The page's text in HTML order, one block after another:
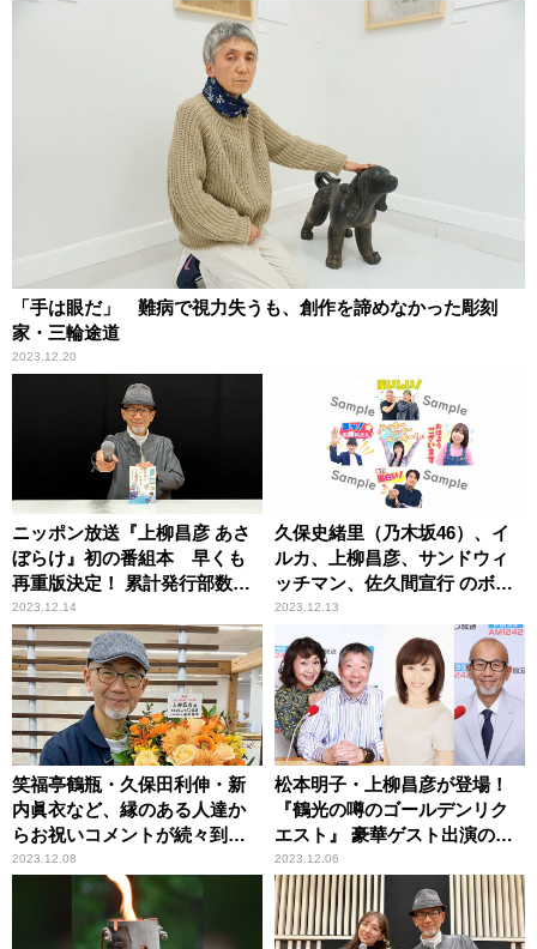
「手は眼だ」 難病で視力失うも、創作を諦めなかった彫刻
家・三輪途道
2023.12.20
ニッポン放送『上柳昌彦 あさ
ぼらけ』初の番組本 早くも
再重版決定！ 累計発行部数１
万部突破！
2023.12.14
久保史緒里（乃木坂46）、イ
ルカ、上柳昌彦、サンドウィ
ッチマン、佐久間宣行 のボイ
ス付き！『ミュージックソ
ン』LINE公式スタンプ配信決
定
2023.12.13
笑福亭鶴瓶・久保田利伸・新
内眞衣など、縁のある人達か
らお祝いコメントが続々到
着！ ニッポン放送『上柳昌彦
あさぼらけ』12月8日（金）、
放送2,000 回を達成！
2023.12.08
松本明子・上柳昌彦が登場！
『鶴光の噂のゴールデンリク
エスト』 豪華ゲスト出演の一
週間！
2023.12.06